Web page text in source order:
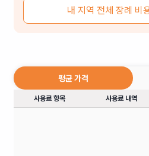
내 지역 전체 장례 비
평균 가격
사용료 항목 사용료 내역